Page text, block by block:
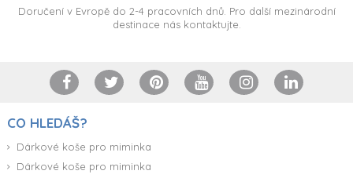
Doručení v Evropě do 2-4 pracovních dnů. Pro další mezinárodní
destinace nás kontaktujte.
CO HLEDÁŠ?
Dárkové koše pro miminka
Dárkové koše pro miminka